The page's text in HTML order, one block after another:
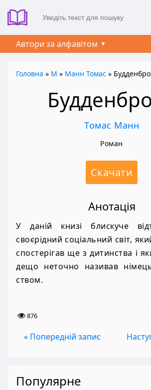
Автори за алфавітом
Головна » М » Манн Томас »
Томас Манн
Роман
Скачати
Анотація
У даній книзі блискуче
своєрідний соціальний світ,
спостерігав ще з дитинства і
дещо неточно називав
ством.
876
« Попередній запис
Популярне